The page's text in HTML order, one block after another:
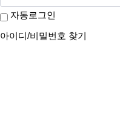
자동로그인
아이디/비밀번호 찾기